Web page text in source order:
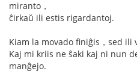
miranto，
ĉirkaŭ ili estis rigardantoj.
Kiam la movado finiĝis，sed ili
Kaj mi kriis ne ŝaki kaj ni nun
manĝejo.